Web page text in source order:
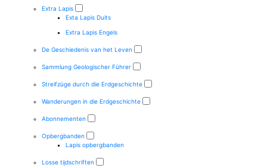
Extra Lapis
Exta Lapis Duits
Extra Lapis Engels
De Geschiedenis van het Leven
Sammlung Geologischer Führer
Streifzüge durch die Erdgeschichte
Wanderungen in die Erdgeschichte
Abonnementen
Opbergbanden
Lapis opbergbanden
Losse tijdschriften